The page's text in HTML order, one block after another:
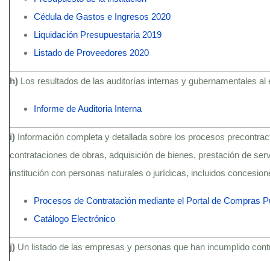
Cédula de Gastos e Ingresos 2020
Liquidación Presupuestaria 2019
Listado de Proveedores 2020
h) Los resultados de las auditorías internas y gubernamentales al
Informe de Auditoria Interna
i) Información completa y detallada sobre los procesos
contrataciones de obras, adquisición de bienes, prestación de
institución con personas naturales o jurídicas, incluidos
Procesos de Contratación mediante el Portal de Compras
Catálogo Electrónico
j) Un listado de las empresas y personas que han incumplido